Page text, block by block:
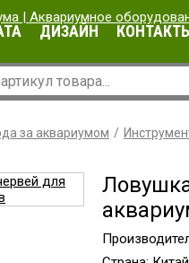
ДИЗАЙН
за аквариумом